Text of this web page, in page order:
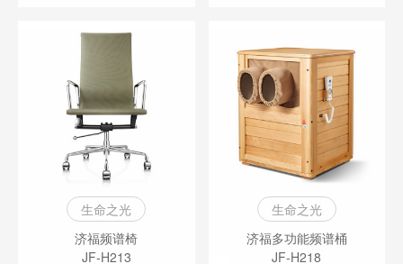
生命之光
济福频谱椅
JF-H213
生命之光
济福多功能频谱桶
JF-H218